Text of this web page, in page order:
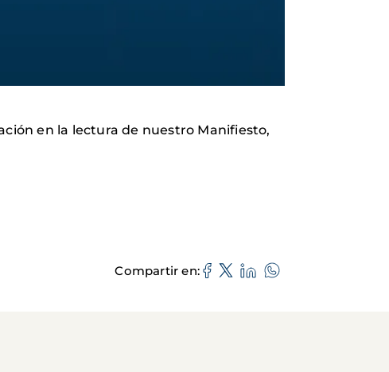
en la lectura de nuestro Manifiesto,
Compartir en